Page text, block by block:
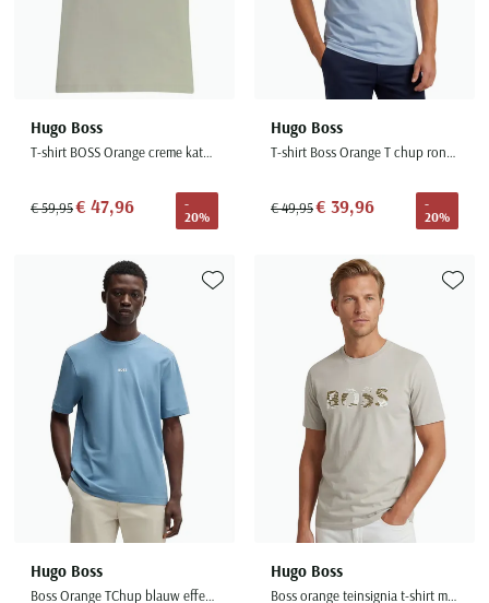
Hugo Boss
T-shirt BOSS Orange creme katoen normale fit
€ 59,95€ 47,96
-
20%
Hugo Boss
T-shirt Boss Orange T chup ronde hals lichtblauw
€ 49,95€ 39,96
-
20%
Hugo Boss
Boss Orange TChup blauw effen normale fit katoen
Toevoegen aan favorieten
Hugo Boss
Boss orange teinsignia t-shirt met opdruk beige